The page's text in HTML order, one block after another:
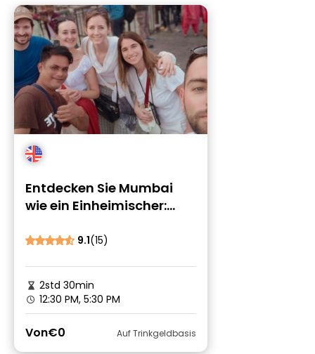
Entdecken Sie Mumbai
wie ein Einheimischer:
9.1(15)
2std 30min
12:30 PM, 5:30 PM
Von€0 Auf Trinkgeldbasis